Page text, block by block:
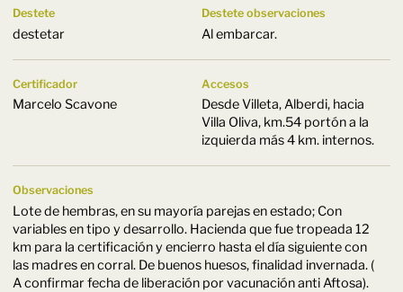
Destete
destetar
Destete observaciones
Al embarcar.
Certificador
Marcelo Scavone
Accesos
Desde Villeta, Alberdi, hacia
Villa Oliva, km.54 portón a la
izquierda más 4 km. internos.
Observaciones
Lote de hembras, en su mayoría parejas en estado; Con
variables en tipo y desarrollo. Hacienda que fue tropeada 12
km para la certificación y encierro hasta el día siguiente con
las madres en corral. De buenos huesos, finalidad invernada. (
A confirmar fecha de liberación por vacunación anti Aftosa).